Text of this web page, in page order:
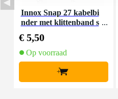
Innox Snap 27 kabelbi
nder met klittenband s
€ 5,50
Op voorraad
+